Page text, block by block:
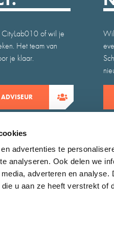
advertenties te
analyseren. Ook delen we
adverteren en analyse.
u aan ze heeft verstrekt of
of wil je
Het team van
je klaar.